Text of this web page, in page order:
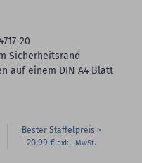
20
Sicherheitsrand
auf einem DIN A4 Blatt
Bester Staffelpreis
20,99 €